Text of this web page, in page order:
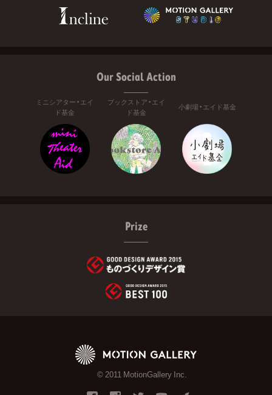
Our Social Action
ミニシアター・エイ
ド基金
ブックストア・エイ
ド基金
小劇場・エイド基金
Prize
© 2011 MotionGallery Inc.